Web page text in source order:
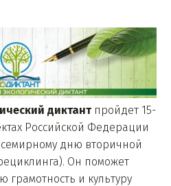
диктантпройдет 15-
Российской Федерации
дню вторичной
Он поможет
грамотность и культуру